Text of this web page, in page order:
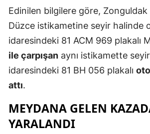
Edinilen bilgilere göre,
Düzce istikametine seyir halinde
idaresindeki 81 ACM 969 plakalı
ile çarpışan aynı istikamette
idaresindeki 81 BH 056 plakalı
attı.
MEYDANA GELEN
YARALANDI